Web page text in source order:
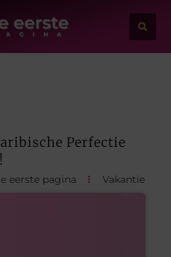
Perfectie
eerste pagina Vakantie